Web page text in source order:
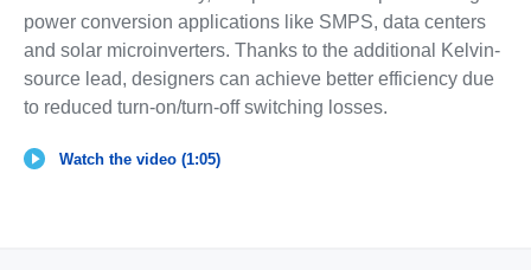
power conversion applications like SMPS, data centers
and solar microinverters. Thanks to the additional Kelvin-
source lead, designers can achieve better efficiency due
to reduced turn-on/turn-off switching losses.
Watch the video (1:05)